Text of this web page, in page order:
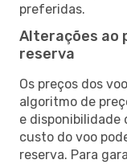
preferidas.
Alterações ao
reserva
Os preços dos
algoritmo de
e disponibilidade
custo do voo
reserva. Para